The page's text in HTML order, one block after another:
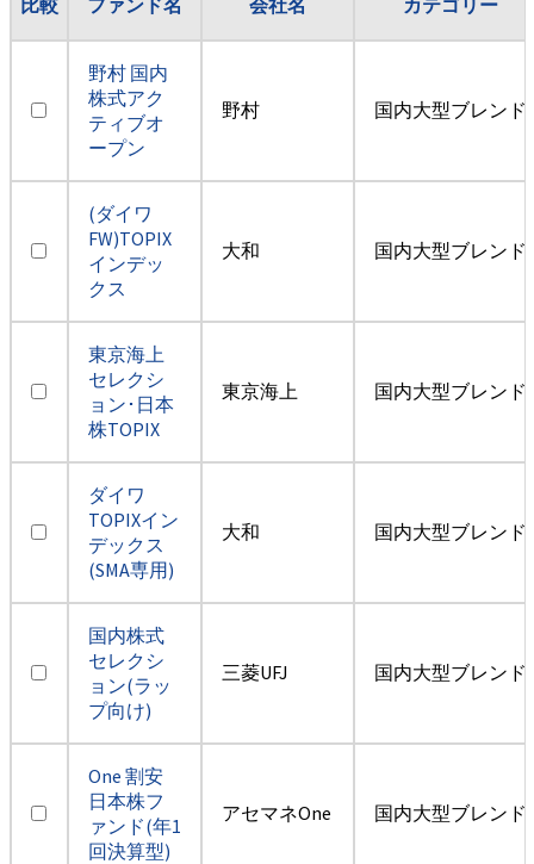
野村 国内
株式アク
ティブオ
ープン
野村 国内大型ブレンド
(ダイワ
FW)TOPIX
インデッ
クス
大和 国内大型ブレンド
東京海上
セレクシ
ョン･日本
株TOPIX
東京海上 国内大型ブレンド
ダイワ
TOPIXイン
デックス
(SMA専用)
大和 国内大型ブレンド
国内株式
セレクシ
ョン(ラッ
プ向け)
三菱UFJ 国内大型ブレンド
One 割安
日本株フ
ァンド(年1
回決算型)
アセマネOne 国内大型ブレンド